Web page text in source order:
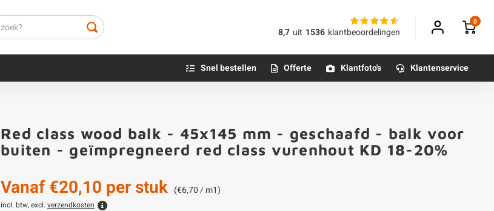
8,7 uit 1536 klantbeoordelingen
0
Blauwsteen sokkels
Olie - voor buiten
Impregneer
Olie en lak - voor binnen
Betonmortels
Snel bestellen Offerte Klantfoto's Klantenservice
Red class wood balk - 45x145 mm - geschaafd - balk voor
buiten - geïmpregneerd red class vurenhout KD 18-20%
Vanaf€20,10 per stuk (€6,70 / m1)
incl. btw, excl. verzendkosten